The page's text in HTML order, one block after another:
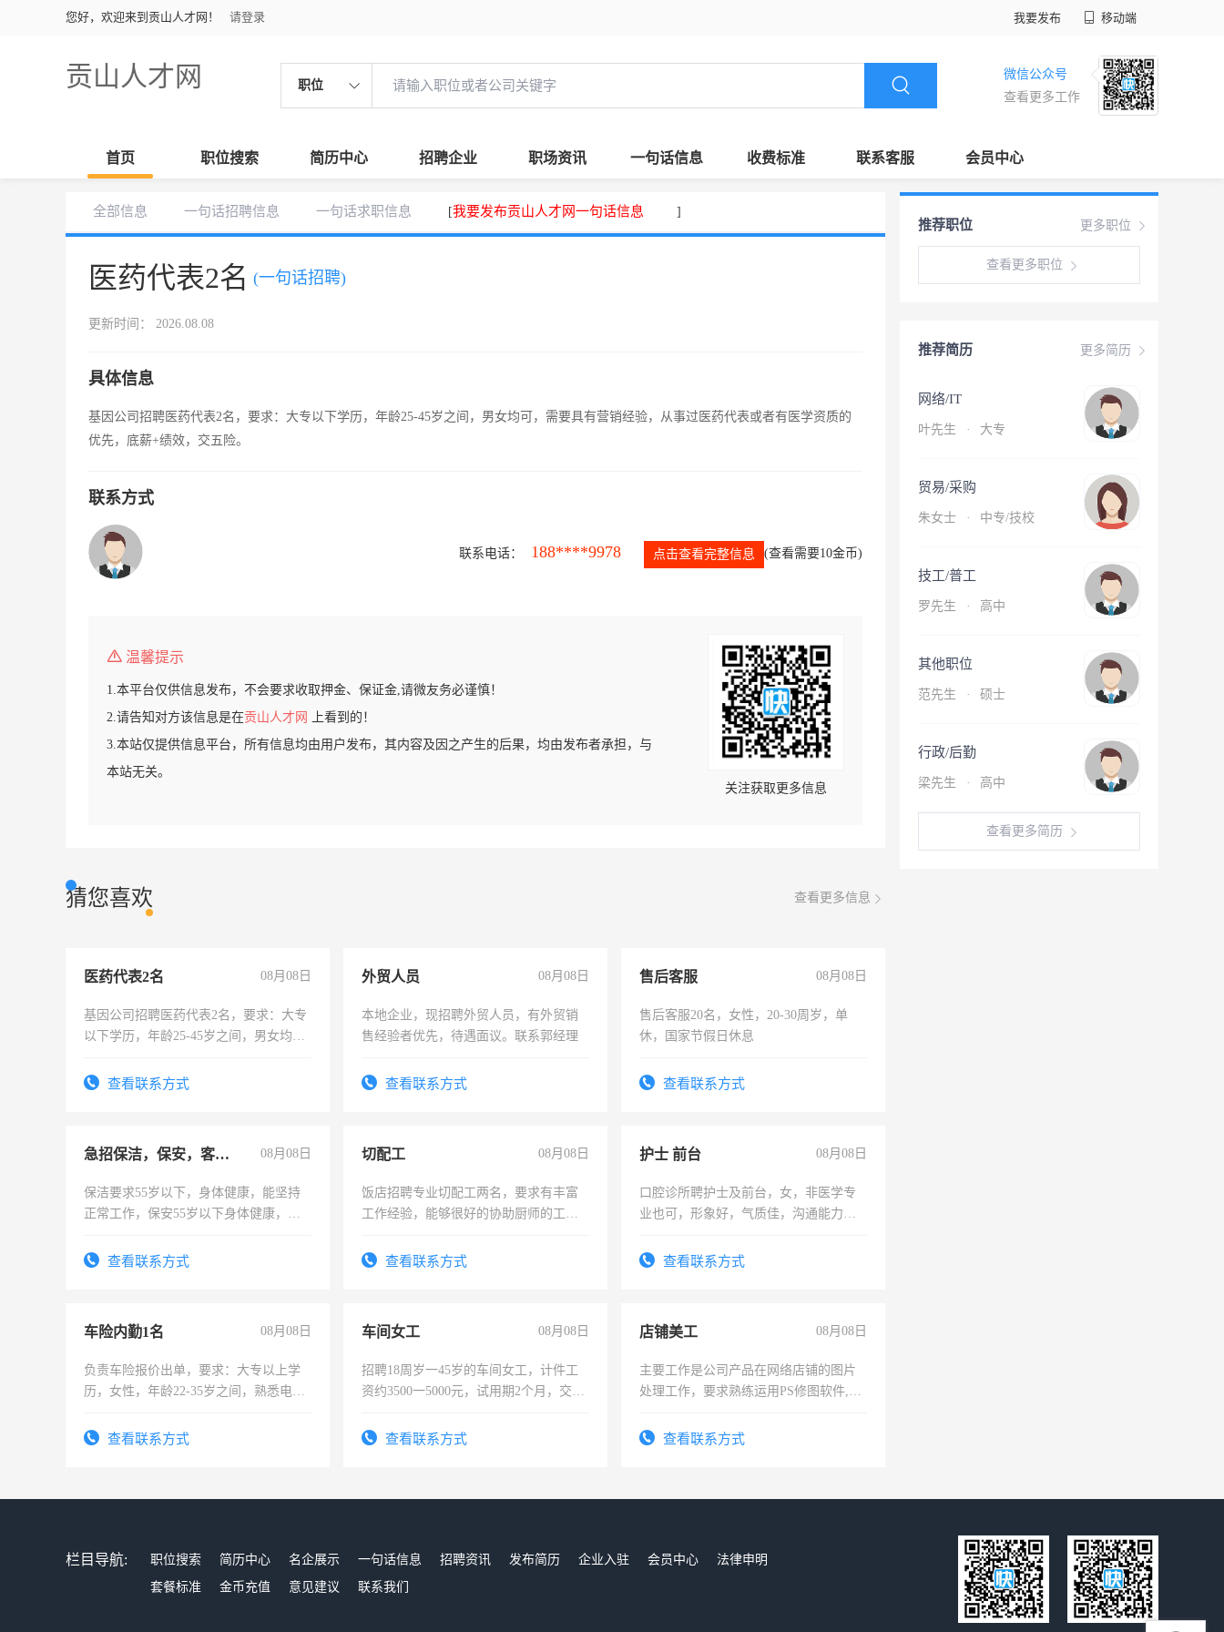
您好，欢迎来到贡山人才网！ 请登录 我要发布 移动端
贡山人才网 职位
微信公众号
查看更多工作
首页 职位搜索 简历中心 招聘企业 职场资讯 一句话信息 收费标准 联系客服 会员中心
全部信息 一句话招聘信息 一句话求职信息 [我要发布贡山人才网一句话信息 ]
医药代表2名 (一句话招聘)
更新时间： 2026.08.08
具体信息
基因公司招聘医药代表2名，要求：大专以下学历，年龄25-45岁之间，男女均可，需要具有营销经验，从事过医药代表或者有医学资质的
优先，底薪+绩效，交五险。
联系方式
联系电话： 188****9978 点击查看完整信息 (查看需要10金币)
温馨提示
1.本平台仅供信息发布，不会要求收取押金、保证金,请微友务必谨慎！
2.请告知对方该信息是在贡山人才网
上看到的！
3.本站仅提供信息平台，所有信息均由用户发布，其内容及因之产生的后果，均由发布者承担，与
本站无关。
关注获取更多信息
猜您喜欢 查看更多信息
医药代表2名 08月08日
基因公司招聘医药代表2名，要求：大专
以下学历，年龄25-45岁之间，男女均
表或者有医学资质的优先，底薪+绩效，
查看联系方式
外贸人员 08月08日
本地企业，现招聘外贸人员，有外贸销
售经验者优先，待遇面议。联系郭经理
查看联系方式
售后客服 08月08日
售后客服20名，女性，20-30周岁，单
休，国家节假日休息
查看联系方式
急招保洁，保安，客服，工程 08月08日
保洁要求55岁以下，身体健康，能坚持
正常工作，保安55岁以下身体健康，有
录，客服要求45岁以下高中以上文化，
查看联系方式
切配工 08月08日
饭店招聘专业切配工两名，要求有丰富
工作经验，能够很好的协助厨师的工
4500。查看联系方式
护士 前台 08月08日
口腔诊所聘护士及前台，女，非医学专
业也可，形象好，气质佳，沟通能力
查看联系方式
车险内勤1名 08月08日
负责车险报价出单，要求：大专以上学
历，女性，年龄22-35岁之间，熟悉电脑
试用期1-3个月，转正后交纳五险，
查看联系方式
车间女工 08月08日
招聘18周岁一45岁的车间女工，计件工
资约3500一5000元，试用期2个月，交五
查看联系方式
店铺美工 08月08日
主要工作是公司产品在网络店铺的图片
处理工作，要求熟练运用PS修图软件,工
查看联系方式
更多职位
推荐职位
查看更多职位
更多简历
推荐简历
网络/IT
叶先生 · 大专
贸易/采购
朱女士 · 中专/技校
技工/普工
罗先生 · 高中
其他职位
范先生 · 硕士
行政/后勤
梁先生 · 高中
查看更多简历
栏目导航: 职位搜索 简历中心 名企展示 一句话信息 招聘资讯 发布简历 企业入驻 会员中心
法律申明
套餐标准
金币充值 意见建议 联系我们